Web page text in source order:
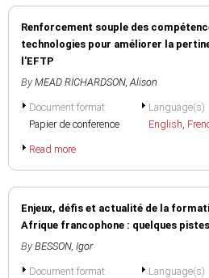
Renforcement souple des
technologies pour améliorer la
l'EFTP
By MEAD RICHARDSON, Alison
Document format
Papier de conference
Language(s)
English,
Read more
Enjeux, défis et actualité de la
Afrique francophone : quelques
By BESSON, Igor
Document format
Language(s)